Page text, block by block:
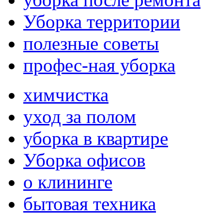
Уборка территории
полезные советы
профес-ная уборка
химчистка
уход за полом
уборка в квартире
Уборка офисов
о клининге
бытовая техника